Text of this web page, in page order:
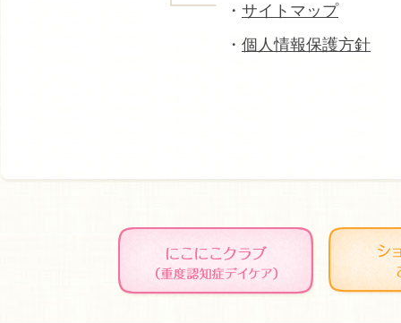
・ サイトマップ
・ 個人情報保護方針